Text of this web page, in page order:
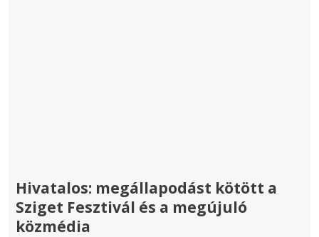
Hivatalos: megállapodást kötött a
Sziget Fesztivál és a megújuló
közmédia